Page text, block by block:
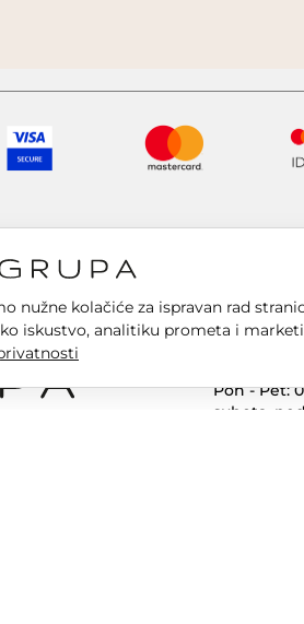
Pon - Pet:
subota,
nužne kolačiće za ispravan rad
iskustvo, analitiku prometa i